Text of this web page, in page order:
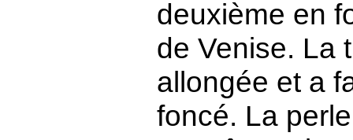
deuxième en
de Venise. La
allongée et a
foncé. La